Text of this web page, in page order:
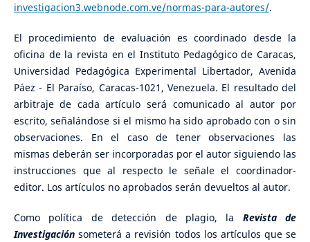
investigacion3.webnode.com.ve/normas-para-autores/.
El procedimiento de evaluación es coordinado desde la
oficina de la revista en el Instituto Pedagógico de Caracas,
Universidad Pedagógica Experimental Libertador, Avenida
Páez - El Paraíso, Caracas-1021, Venezuela. El resultado del
arbitraje de cada artículo será comunicado al autor por
escrito, señalándose si el mismo ha sido aprobado con o sin
observaciones. En el caso de tener observaciones las
mismas deberán ser incorporadas por el autor siguiendo las
instrucciones que al respecto le señale el coordinador-
editor. Los artículos no aprobados serán devueltos al autor.
Como política de detección de plagio, la Revista de
Investigaciónsometerá a revisión todos los artículos que se